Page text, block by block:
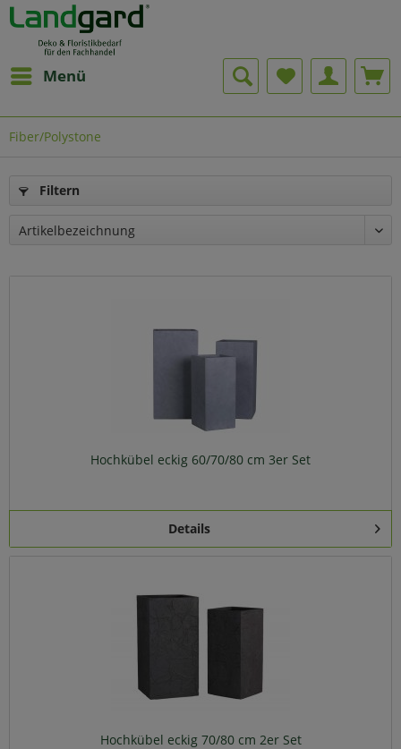
Menü
Fiber/Polystone
Filtern
Hochkübel eckig 60/70/80 cm 3er Set
Details
Hochkübel eckig 70/80 cm 2er Set